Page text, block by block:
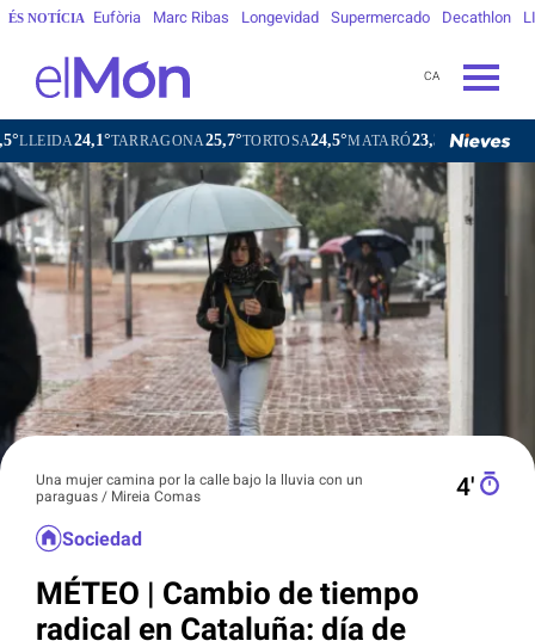
ÉS NOTÍCIA Eufòria Marc Ribas Longevidad Supermercado Decathlon
CA
25,7°TORTOSA24,5°MATARÓ23,3°VIC16,9°VILAFRANCA DEL
Una mujer camina por la calle bajo la lluvia con un
paraguas / Mireia Comas
4′
Sociedad
MÉTEO | Cambio de tiempo
radical en Cataluña: día de